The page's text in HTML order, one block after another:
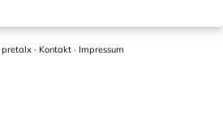
pretalx · Kontakt · Impressum